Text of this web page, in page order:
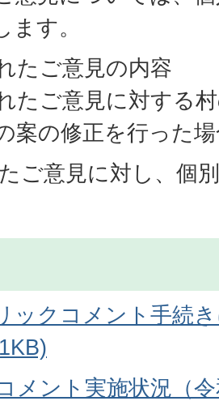
ます。
たご意見の内容
たご意見に対する
案の修正を行った
ご意見に対し、個
ックコメント手続
メント実施状況（